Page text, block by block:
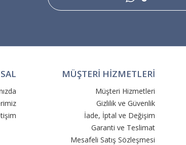
MÜŞTERİ HİZMETLERİ
Müşteri Hizmetleri
Gizlilik ve Güvenlik
İade, İptal ve Değişim
Garanti ve Teslimat
Mesafeli Satış Sözleşmesi